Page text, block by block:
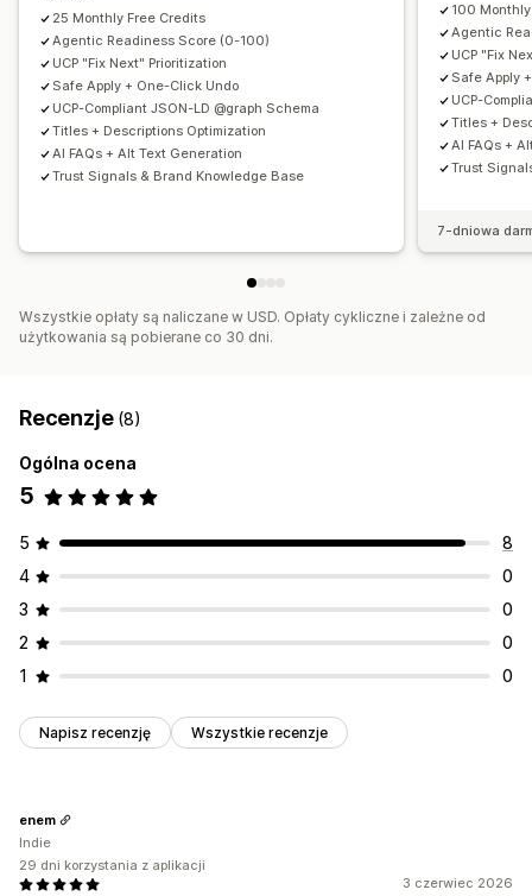
Automatyczna optymalizacja
Wyszukiwanie słów kluczowych
25 Monthly Free Credits
Agentic Readiness Score (0-100)
UCP "Fix Next" Prioritization
Safe Apply + One-Click Undo
UCP-Compliant JSON-LD @graph Schema
Titles + Descriptions Optimization
AI FAQs + Alt Text Generation
Trust Signals & Brand Knowledge Base
100
Agentic
UCP "Fix
Safe Apply
UCP-
Titles +
AI FAQs +
Trust
7-dniowa
Wszystkie opłaty są naliczane w USD. Opłaty cykliczne i zależne od
użytkowania są pobierane co 30 dni.
Recenzje (8)
Ogólna ocena
5
5
8
4
0
3
0
2
0
1
0
Napisz recenzję Wszystkie recenzje
3 czerwiec 2026
enem
Indie
29 dni korzystania z aplikacji